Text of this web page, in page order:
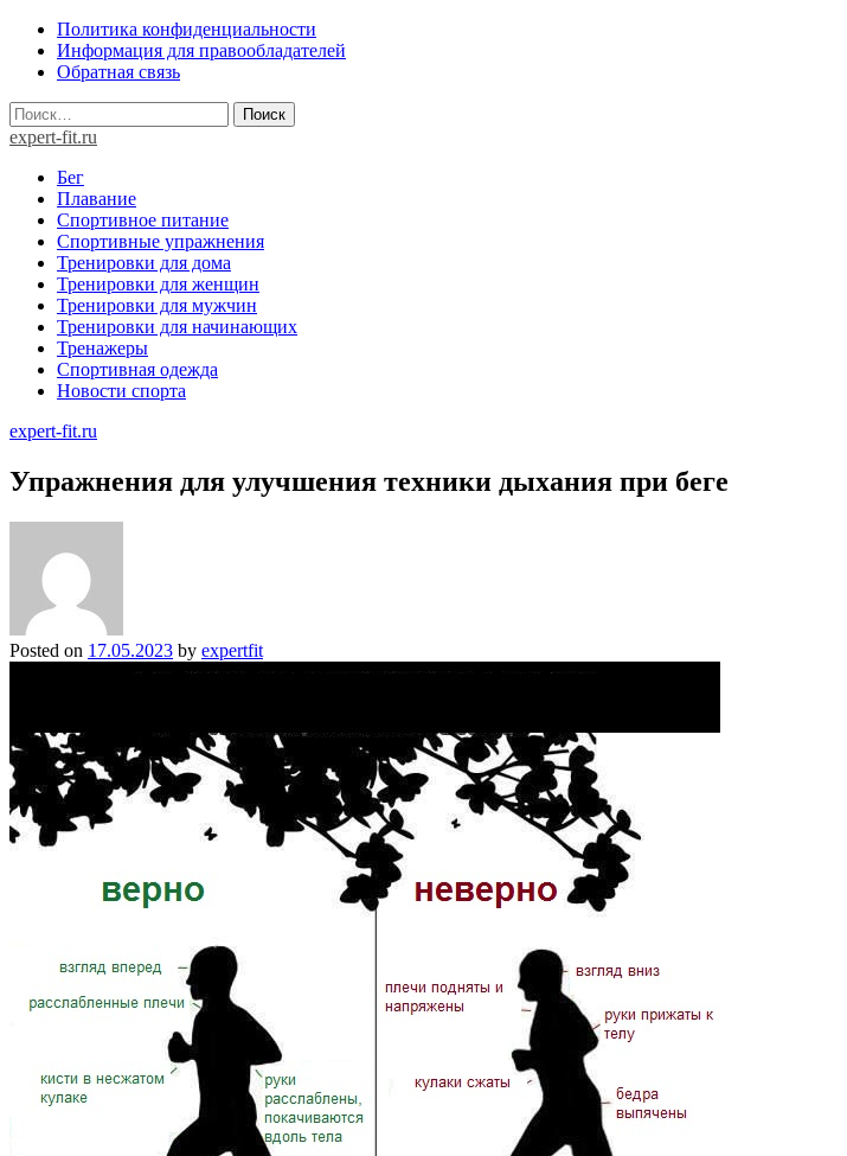
Skip
content
Политика конфиденциальности
Информация для правообладателей
Обратная связь
Найти:
expert-fit.ru
Бег
Плавание
Спортивное питание
Спортивные упражнения
Тренировки для дома
Тренировки для женщин
Тренировки для мужчин
Тренировки для начинающих
Тренажеры
Спортивная одежда
Новости спорта
expert-fit.ru
Упражнения для улучшения техники дыхания при беге
Posted on 17.05.2023 by expertfit